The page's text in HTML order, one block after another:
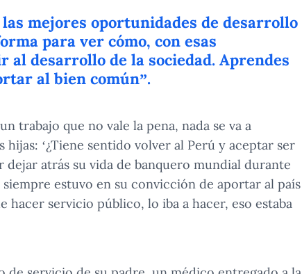
mejores oportunidades de desarrollo
para ver cómo, con esas
al desarrollo de la sociedad. Aprendes
al bien común”.
trabajo que no vale la pena, nada se va a
‘¿Tiene sentido volver al Perú y aceptar ser
dejar atrás su vida de banquero mundial durante
siempre estuvo en su convicción de aportar al país
hacer servicio público, lo iba a hacer, eso estaba